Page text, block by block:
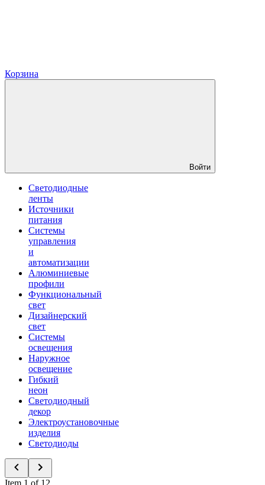
Корзина
Войти
Светодиодные
ленты
Источники
питания
Системы
управления
и
автоматизации
Алюминиевые
профили
Функциональный
свет
Дизайнерский
свет
Системы
освещения
Наружное
освещение
Гибкий
неон
Светодиодный
декор
Электроустановочные
изделия
Светодиоды
Item 1 of 12